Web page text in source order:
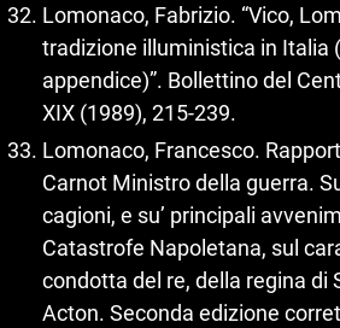
Lomonaco, Fabrizio. “Vico,
tradizione illuministica in Italia
appendice)”. Bollettino del
XIX (1989), 215‑239.
Lomonaco, Francesco.
Carnot Ministro della guerra.
cagioni, e su’ principali
Catastrofe Napoletana, sul
condotta del re, della regina di
Acton. Seconda edizione